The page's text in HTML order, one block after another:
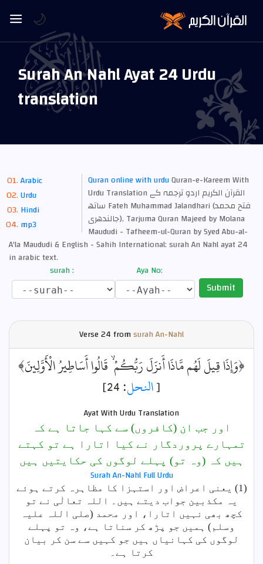
Surah An Nahl Ayat 24 Urdu
translation
Arabic
Urdu
Hindi
mp3
Quran online with urduQuran-e-Kareem With
Urdu Translation القرآن الكريم اردو ترجمہ کے
ساتھ Fateh Muhammad Jalandhari (فتح محمد
جالندھری), Tarjuma Quran Majeed by Molana
Maududi - Tafheem-ul-Quran by Syed Abu-al-
A'la Maududi & English - Sahih International: surah An Nahl ayat 24
in arabic text.
surah :
Aya No:
Submit
Verse24 fromsurah An-Nahl
﴿وَإِذَا قِيلَ لَهُم مَّاذَا أَنزَلَ رَبُّكُمْ ۙ قَالُوا أَسَاطِيرُ الْأَوَّلِينَ﴾
[النحل: 24]
Ayat With Urdu Translation
اور جب ان (کافروں) سے کہا جاتا ہے کہ
تمہارے پروردگار نے کیا اتارا ہے تو کہتے
ہیں کہ (وہ تو) پہلے لوگوں کی حکایتیں ہیں
Surah An-Nahl Full Urdu
(1) یعنی اعراض اور استہزا کا مظاہرہ کرتے ہوئے
یہ مکذبین جواب دیتے ہیں۔ اللہ تعالٰی نے تو
کچھ بھی نہیں اتارا، اور محمد (صلی اللہ علیہ
وسلم) ہمیں جو پڑھ کر سناتا ہے، وہ تو پہلے
لوگوں کی کہانیاں ہیں جو کہیں سے سن کر بیان
کرتا ہے۔
🌙